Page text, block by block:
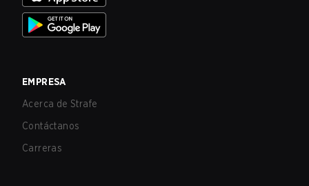
EMPRESA
Acerca de Strafe
Contáctanos
Carreras